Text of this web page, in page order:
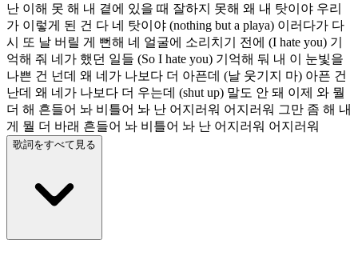
난 이해 못 해 내 곁에 있을 때 잘하지 못해 왜 내 탓이야 우리
가 이렇게 된 건 다 네 탓이야 (nothing but a playa) 이러다가 다
시 또 날 버릴 게 뻔해 네 얼굴에 소리치기 전에 (I hate you) 기
억해 줘 네가 했던 일들 (So I hate you) 기억해 둬 내 이 눈빛을
나쁜 건 넌데 왜 네가 나보다 더 아픈데 (날 웃기지 마) 아픈 건
난데 왜 네가 나보다 더 우는데 (shut up) 말도 안 돼 이제 와 뭘
더 해 흔들어 놔 비틀어 놔 난 어지러워 어지러워 그만 좀 해 내
게 뭘 더 바래 흔들어 놔 비틀어 놔 난 어지러워 어지러워
歌詞をすべて見る